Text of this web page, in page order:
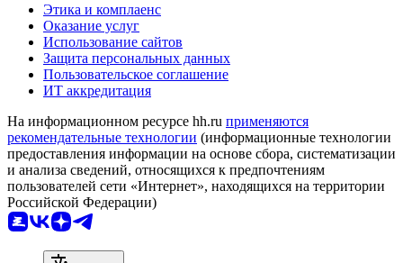
Этика и комплаенс
Оказание услуг
Использование сайтов
Защита персональных данных
Пользовательское соглашение
ИТ аккредитация
На информационном ресурсе hh.ru применяются
рекомендательные технологии (информационные технологии
предоставления информации на основе сбора, систематизации
и анализа сведений, относящихся к предпочтениям
пользователей сети «Интернет», находящихся на территории
Российской Федерации)